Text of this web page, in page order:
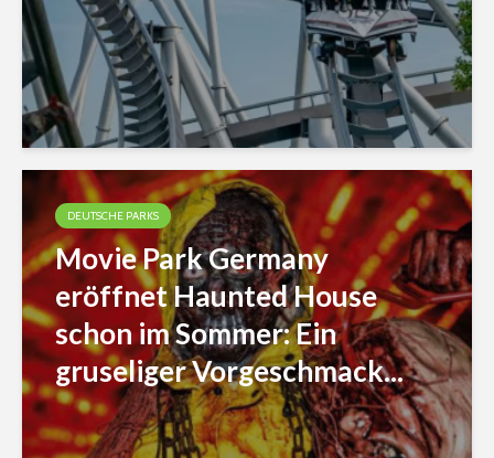
DEUTSCHE PARKS
Movie Park Germany
eröffnet Haunted House
schon im Sommer: Ein
gruseliger Vorgeschmack...